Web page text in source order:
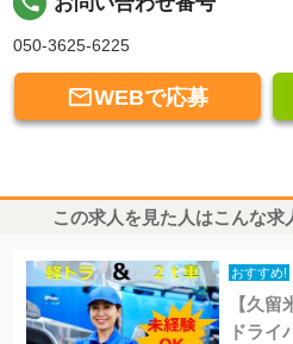
050-3625-6225
WEBで応募
この求人を見た人はこんな
おすすめ!
【久
ドラ